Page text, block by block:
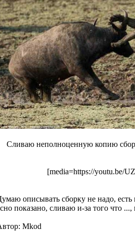
Сливаю неполноценную копию
[media=https://youtu.be/
описывать сборку не надо, есть
показано, сливаю и-за того что
Mkod